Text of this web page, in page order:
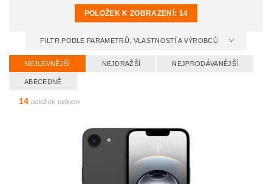
POLOŽEK K ZOBRAZENÍ: 14
FILTR PODLE PARAMETRŮ, VLASTNOSTÍ A VÝROBCŮ
NEJLEVNĚJŠÍ NEJDRAŽŠÍ NEJPRODÁVANĚJŠÍ
ABECEDNĚ
14 položek celkem